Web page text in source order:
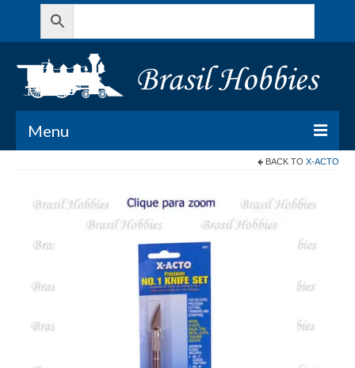
Menu
Meu Carrinho
Minha conta
BACK TO X-ACTO